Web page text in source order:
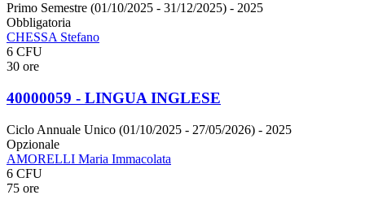
Primo Semestre (01/10/2025 - 31/12/2025) - 2025
Obbligatoria
CHESSA Stefano
6 CFU
30 ore
40000059 - LINGUA INGLESE
Ciclo Annuale Unico (01/10/2025 - 27/05/2026) - 2025
Opzionale
AMORELLI Maria Immacolata
6 CFU
75 ore